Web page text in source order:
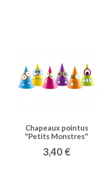
Chapeaux pointus
"Petits Monstres"
3,40 €